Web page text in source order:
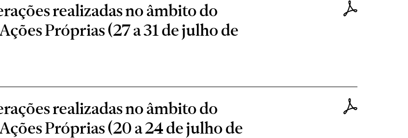
realizadas no âmbito do
Próprias (27 a 31 de julho de
realizadas no âmbito do
Próprias (20 a 24 de julho de